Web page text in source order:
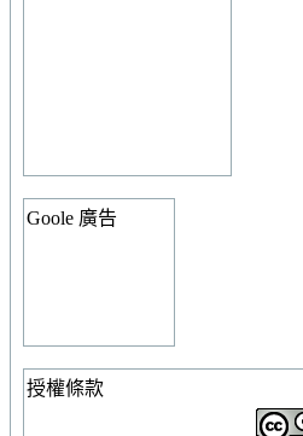
Goole 廣告
授權條款